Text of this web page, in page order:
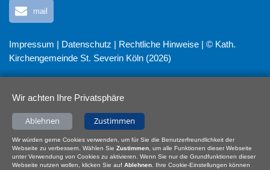
mail
Impressum | Datenschutz | Rechtliche Hinweise | © Kath.
Kirchengemeinde St. Severin Köln (2026)
Wir achten Ihre Privatsphäre
Ablehnen Zustimmen
Wir würden gerne Cookies verwenden, um für Sie die Benutzerfreundlichkeit der
Webseite zu verbessern. Wählen Sie Zustimmen , um alle Funktionen dieser Webseite
unter Verwendung von Cookies zu aktivieren. Wenn Sie nur die Grundfunktionen dieser
Webseite nutzen wollen, klicken Sie auf Ablehnen . Ihre Cookie-Einstellungen können